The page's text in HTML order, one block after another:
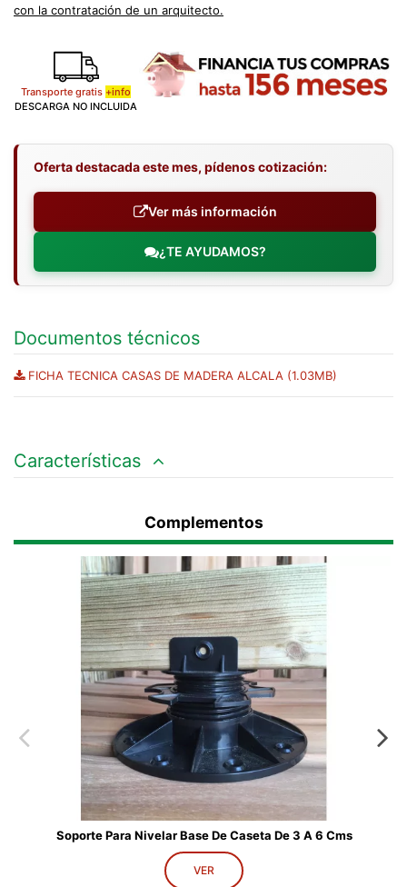
con la contratación de un arquitecto.
Transporte gratis +info
DESCARGA NO INCLUIDA
Oferta destacada este mes, pídenos cotización:
Ver más información
¿TE AYUDAMOS?
Documentos técnicos
FICHA TECNICA CASAS DE MADERA ALCALA (1.03MB)
Características
Complementos
Soporte Para Nivelar Base De Caseta De 6 A 14 Cms